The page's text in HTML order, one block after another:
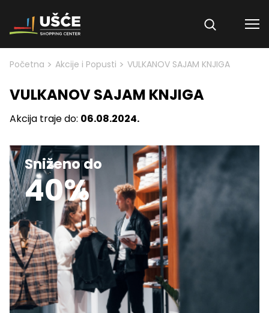
Skip to content
Početna > Akcije i Popusti > VULKANOV SAJAM KNJIGA
VULKANOV SAJAM KNJIGA
Akcija traje do: 06.08.2024.
Sniženo do
40%